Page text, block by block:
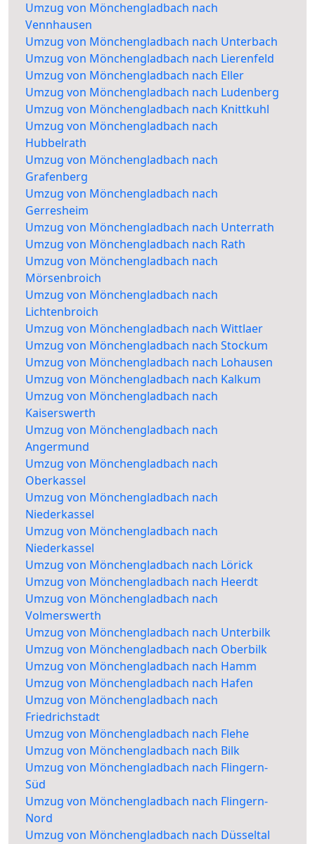
Umzug von Mönchengladbach nach
Vennhausen
Umzug von Mönchengladbach nach Unterbach
Umzug von Mönchengladbach nach Lierenfeld
Umzug von Mönchengladbach nach Eller
Umzug von Mönchengladbach nach Ludenberg
Umzug von Mönchengladbach nach Knittkuhl
Umzug von Mönchengladbach nach
Hubbelrath
Umzug von Mönchengladbach nach
Grafenberg
Umzug von Mönchengladbach nach
Gerresheim
Umzug von Mönchengladbach nach Unterrath
Umzug von Mönchengladbach nach Rath
Umzug von Mönchengladbach nach
Mörsenbroich
Umzug von Mönchengladbach nach
Lichtenbroich
Umzug von Mönchengladbach nach Wittlaer
Umzug von Mönchengladbach nach Stockum
Umzug von Mönchengladbach nach Lohausen
Umzug von Mönchengladbach nach Kalkum
Umzug von Mönchengladbach nach
Kaiserswerth
Umzug von Mönchengladbach nach
Angermund
Umzug von Mönchengladbach nach
Oberkassel
Umzug von Mönchengladbach nach
Niederkassel
Umzug von Mönchengladbach nach
Niederkassel
Umzug von Mönchengladbach nach Lörick
Umzug von Mönchengladbach nach Heerdt
Umzug von Mönchengladbach nach
Volmerswerth
Umzug von Mönchengladbach nach Unterbilk
Umzug von Mönchengladbach nach Oberbilk
Umzug von Mönchengladbach nach Hamm
Umzug von Mönchengladbach nach Hafen
Umzug von Mönchengladbach nach
Friedrichstadt
Umzug von Mönchengladbach nach Flehe
Umzug von Mönchengladbach nach Bilk
Umzug von Mönchengladbach nach Flingern-
Süd
Umzug von Mönchengladbach nach Flingern-
Nord
Umzug von Mönchengladbach nach Düsseltal